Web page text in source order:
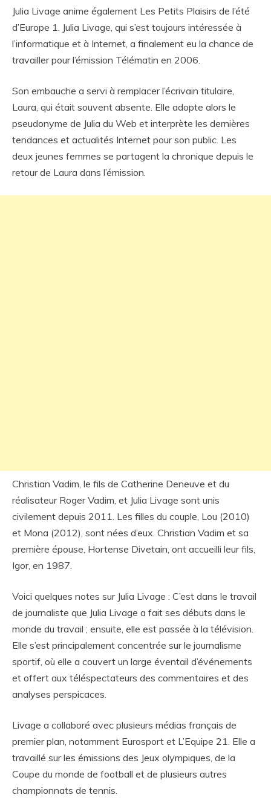
Julia Livage anime également Les Petits Plaisirs de l’été
d’Europe 1. Julia Livage, qui s’est toujours intéressée à
l’informatique et à Internet, a finalement eu la chance de
travailler pour l’émission Télématin en 2006.
Son embauche a servi à remplacer l’écrivain titulaire,
Laura, qui était souvent absente. Elle adopte alors le
pseudonyme de Julia du Web et interprète les dernières
tendances et actualités Internet pour son public. Les
deux jeunes femmes se partagent la chronique depuis le
retour de Laura dans l’émission.
Christian Vadim, le fils de Catherine Deneuve et du
réalisateur Roger Vadim, et Julia Livage sont unis
civilement depuis 2011. Les filles du couple, Lou (2010)
et Mona (2012), sont nées d’eux. Christian Vadim et sa
première épouse, Hortense Divetain, ont accueilli leur fils,
Igor, en 1987.
Voici quelques notes sur Julia Livage : C’est dans le travail
de journaliste que Julia Livage a fait ses débuts dans le
monde du travail ; ensuite, elle est passée à la télévision.
Elle s’est principalement concentrée sur le journalisme
sportif, où elle a couvert un large éventail d’événements
et offert aux téléspectateurs des commentaires et des
analyses perspicaces.
Livage a collaboré avec plusieurs médias français de
premier plan, notamment Eurosport et L’Equipe 21. Elle a
travaillé sur les émissions des Jeux olympiques, de la
Coupe du monde de football et de plusieurs autres
championnats de tennis.